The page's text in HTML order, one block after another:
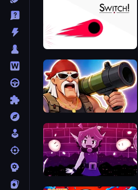
Switch!
Survival Ops
LinQuest